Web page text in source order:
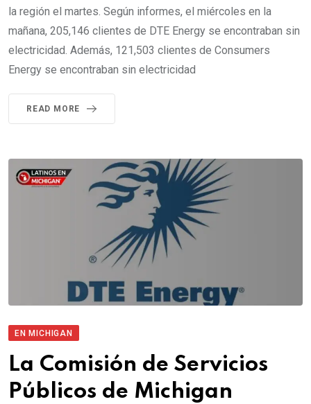
la región el martes. Según informes, el miércoles en la
mañana, 205,146 clientes de DTE Energy se encontraban sin
electricidad. Además, 121,503 clientes de Consumers
Energy se encontraban sin electricidad
READ MORE
EN MICHIGAN
La Comisión de Servicios
Públicos de Michigan